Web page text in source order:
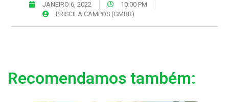
JANEIRO 6, 2022
10:00 PM
PRISCILA CAMPOS (GMBR)
Recomendamos também: